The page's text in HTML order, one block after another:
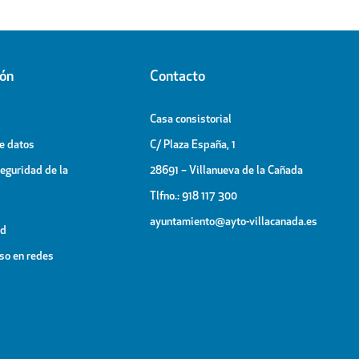
datos
de la
en redes
Contacto
Casa consistorial
C/ Plaza España, 1
28691 – Villanueva de la Cañada
Tlfno.: 918 117 300
ayuntamiento@ayto-villacanada.es